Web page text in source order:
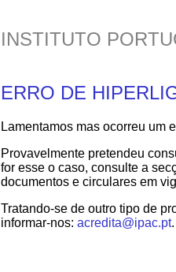
INSTITUTO
ERRO DE
Lamentamos mas ocorreu um
Provavelmente pretendeu
for esse o caso, consulte a
documentos e circulares em
Tratando-se de outro tipo de
informar-nos: acredita@ipac.pt.